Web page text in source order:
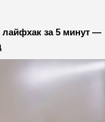
за 5 минут —